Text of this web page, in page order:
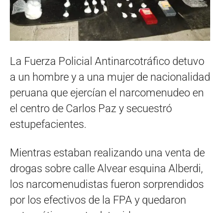
La Fuerza Policial Antinarcotráfico detuvo
a un hombre y a una mujer de nacionalidad
peruana que ejercían el narcomenudeo en
el centro de Carlos Paz y secuestró
estupefacientes.
Mientras estaban realizando una venta de
drogas sobre calle Alvear esquina Alberdi,
los narcomenudistas fueron sorprendidos
por los efectivos de la FPA y quedaron